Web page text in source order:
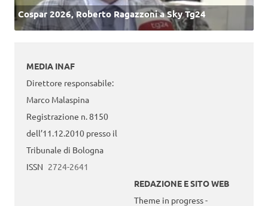
Cospar 2026, Roberto Ragazzoni a Sky Tg24
MEDIA INAF
Direttore responsabile:
Marco Malaspina
Registrazione n. 8150
dell’11.12.2010 presso il
Tribunale di Bologna
ISSN 2724-2641
REDAZIONE E SITO WEB
Theme in progress -